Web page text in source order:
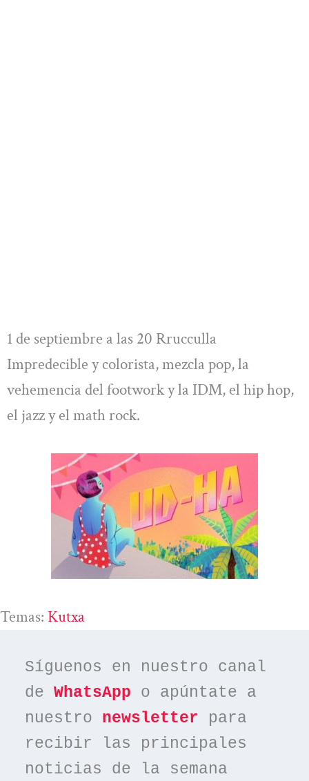
1 de septiembre a las 20 Rrucculla
Impredecible y colorista, mezcla pop, la
vehemencia del footwork y la IDM, el hip hop,
el jazz y el math rock.
Temas: Kutxa
Síguenos en nuestro canal
de WhatsApp o apúntate a
nuestro newsletter para
recibir las principales
noticias de la semana